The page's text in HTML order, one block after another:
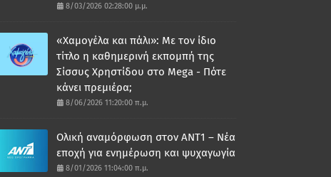
8/03/2026 02:28:00 μ.μ.
«Χαμογέλα και πάλι»: Με τον ίδιο
τίτλο η καθημερινή εκπομπή της
Σίσσυς Χρηστίδου στο Mega - Πότε
κάνει πρεμιέρα;
8/06/2026 11:20:00 π.μ.
Ολική αναμόρφωση στον ΑΝΤ1 – Νέα
εποχή για ενημέρωση και ψυχαγωγία
8/01/2026 11:04:00 π.μ.